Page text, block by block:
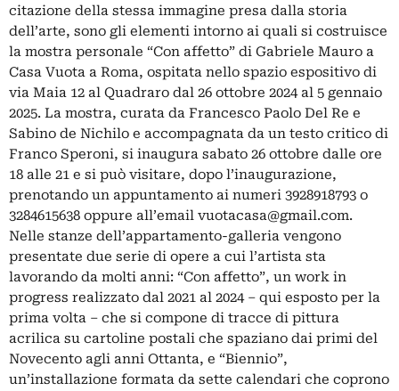
citazione della stessa immagine presa dalla storia
dell’arte, sono gli elementi intorno ai quali si costruisce
la mostra personale “Con affetto” di Gabriele Mauro a
Casa Vuota a Roma, ospitata nello spazio espositivo di
via Maia 12 al Quadraro dal 26 ottobre 2024 al 5 gennaio
2025. La mostra, curata da Francesco Paolo Del Re e
Sabino de Nichilo e accompagnata da un testo critico di
Franco Speroni, si inaugura sabato 26 ottobre dalle ore
18 alle 21 e si può visitare, dopo l’inaugurazione,
prenotando un appuntamento ai numeri 3928918793 o
3284615638 oppure all’email vuotacasa@gmail.com.
Nelle stanze dell’appartamento-galleria vengono
presentate due serie di opere a cui l’artista sta
lavorando da molti anni: “Con affetto”, un work in
progress realizzato dal 2021 al 2024 – qui esposto per la
prima volta – che si compone di tracce di pittura
acrilica su cartoline postali che spaziano dai primi del
Novecento agli anni Ottanta, e “Biennio”,
un’installazione formata da sette calendari che coprono